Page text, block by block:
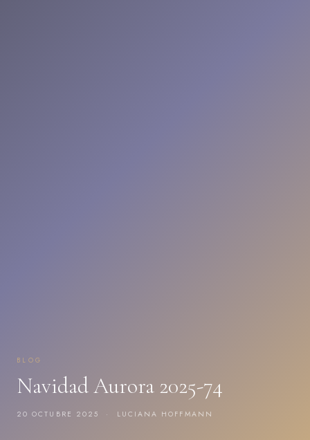
BLOG
Navidad Aurora 2025-74
20 OCTUBRE 2025 · LUCIANA HOFFMANN